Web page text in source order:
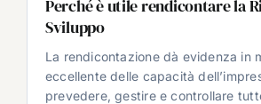
Perché è utile rendicontare la
Sviluppo
La rendicontazione dà evidenza in
eccellente delle capacità
prevedere, gestire e controllare